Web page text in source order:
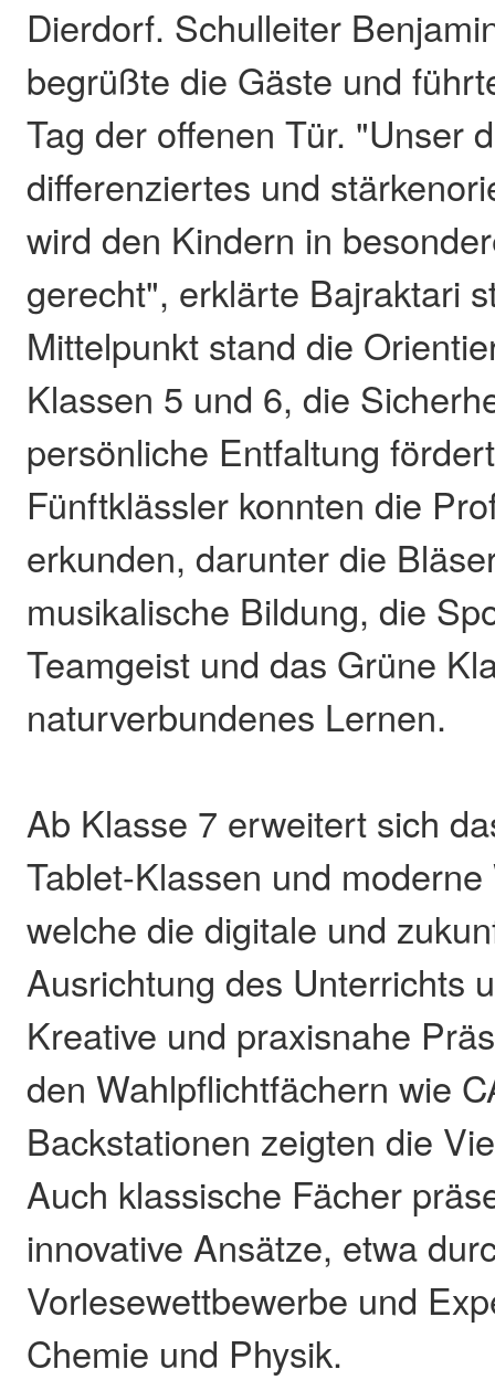
Dierdorf. Schulleiter
begrüßte die Gäste und
Tag der offenen Tür. "Unser
differenziertes und
wird den Kindern in
gerecht", erklärte Bajraktari
Mittelpunkt stand die
Klassen 5 und 6, die
persönliche Entfaltung
Fünftklässler konnten die
erkunden, darunter die
musikalische Bildung, die
Teamgeist und das Grüne
naturverbundenes Lernen.
Ab Klasse 7 erweitert sich
Tablet-Klassen und
welche die digitale und
Ausrichtung des Unterrichts
Kreative und praxisnahe
den Wahlpflichtfächern wie
Backstationen zeigten die
Auch klassische Fächer
innovative Ansätze, etwa
Vorlesewettbewerbe und
Chemie und Physik.